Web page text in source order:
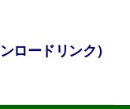
ロードリンク）